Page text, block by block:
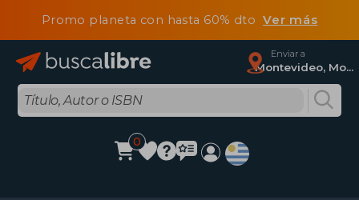
Promo planeta con hasta 60% dtoVer más
Enviar a
Montevideo, Montevideo
0